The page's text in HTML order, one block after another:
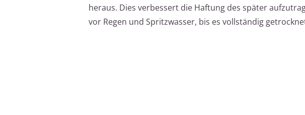
heraus. Dies verbessert die Haftung des später
vor Regen und Spritzwasser, bis es vollständig